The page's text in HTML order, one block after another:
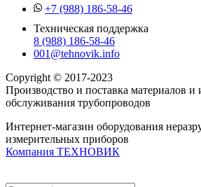
+7 (988) 186-58-46
Техническая поддержка
8 (988) 186-58-46
001@tehnovik.info
Copyright © 2017-2023
Производство и поставка материалов и
обслуживания трубопроводов
Интернет-магазин оборудования
измерительных приборов
Компания ТЕХНОВИК